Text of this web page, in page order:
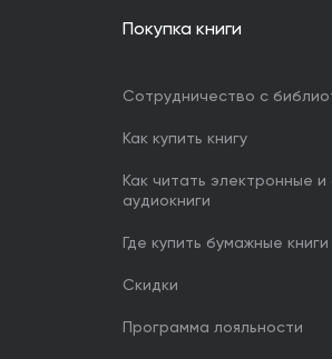
Покупка книги
Сотрудничество с
Как купить книгу
Как читать электронные и
аудиокниги
Где купить бумажные книги
Скидки
Программа лояльности